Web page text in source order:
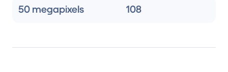
50 megapixels 108